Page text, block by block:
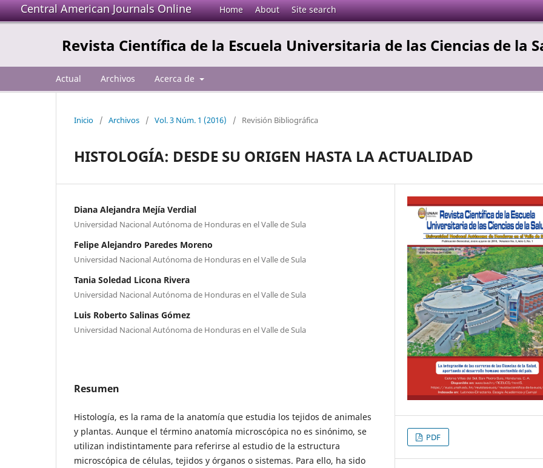
Central American Journals Online Home About Site search
Revista Científica de la Escuela Universitaria de las Ciencias de la
Actual Archivos Acerca de
Inicio / Archivos / Vol. 3 Núm. 1 (2016) / Revisión Bibliográfica
HISTOLOGÍA: DESDE SU ORIGEN HASTA LA ACTUALIDAD
Diana Alejandra Mejía Verdial
Universidad Nacional Autónoma de Honduras en el Valle de Sula
Felipe Alejandro Paredes Moreno
Universidad Nacional Autónoma de Honduras en el Valle de Sula
Tania Soledad Licona Rivera
Universidad Nacional Autónoma de Honduras en el Valle de Sula
Luis Roberto Salinas Gómez
Universidad Nacional Autónoma de Honduras en el Valle de Sula
Resumen
Histología, es la rama de la anatomía que estudia los tejidos de animales
y plantas. Aunque el término anatomía microscópica no es sinónimo, se
utilizan indistintamente para referirse al estudio de la estructura
microscópica de células, tejidos y órganos o sistemas. Para ello, ha sido
PDF